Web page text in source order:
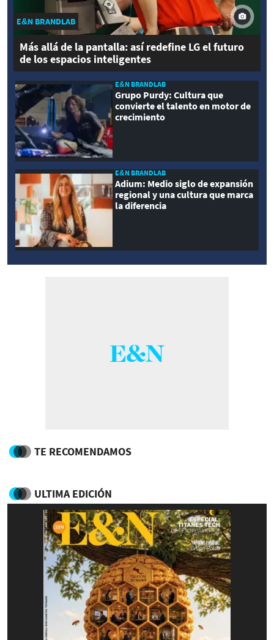
E&N BRANDLAB
Más allá de la pantalla: así redefine LG el futuro
de los espacios inteligentes
E&N BRANDLAB
Grupo Purdy: Cultura que
convierte el talento en motor de
crecimiento
E&N BRANDLAB
Adium: Medio siglo de expansión
regional y una cultura que marca
la diferencia
TE RECOMENDAMOS
ULTIMA EDICIÓN